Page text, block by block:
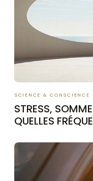
SCIENCE & CONSCIENCE
STRESS,
QUELLES